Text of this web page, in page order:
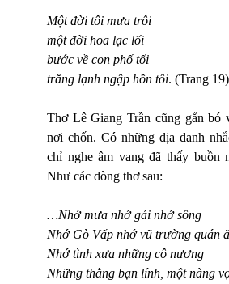
Một đời tôi mưa trôi
một đời hoa lạc lối
bước về con phố tối
trăng lạnh ngập hồn tôi. (Trang 19)
Thơ Lê Giang Trần cũng gắn bó
nơi chốn. Có những địa danh
chỉ nghe âm vang đã thấy buồn
Như các dòng thơ sau:
…Nhớ mưa nhớ gái nhớ sông
Nhớ Gò Vấp nhớ vũ trường quán
Nhớ tình xưa những cô nương
Những thằng bạn lính, một nàng